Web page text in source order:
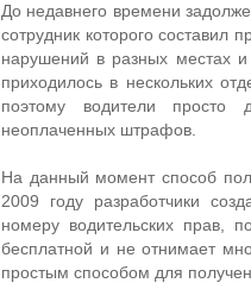
До недавнего времени
сотрудник которого составил
нарушений в разных местах
приходилось в нескольких
поэтому водители просто
неоплаченных штрафов.
На данный момент способ
2009 году разработчики
номеру водительских прав,
бесплатной и не отнимает
простым способом для